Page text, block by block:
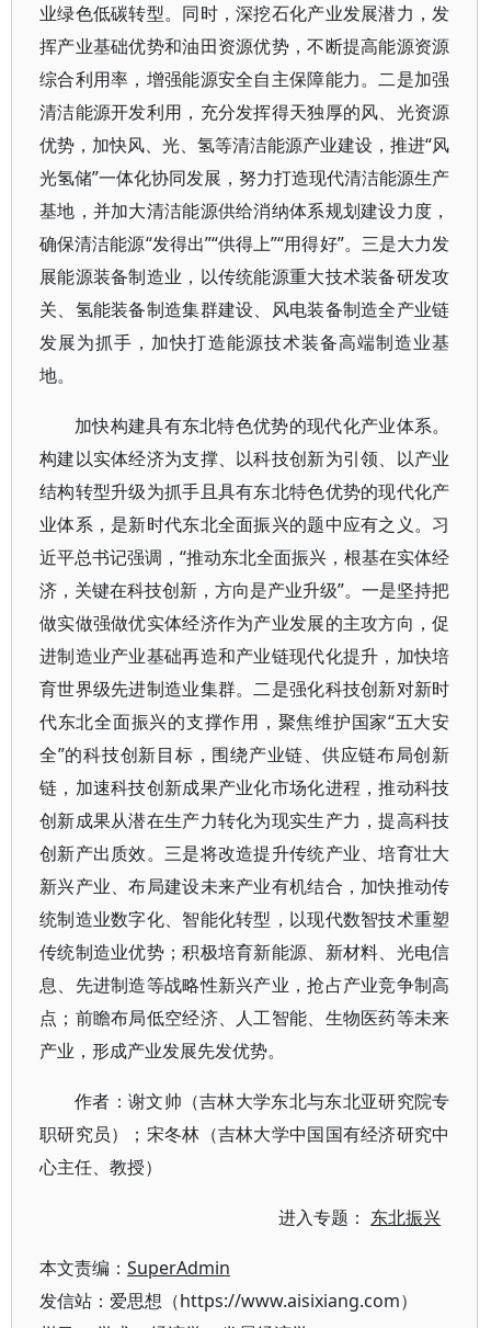
业绿色低碳转型。同时，深挖石化产业发展潜力，发
挥产业基础优势和油田资源优势，不断提高能源资源
综合利用率，增强能源安全自主保障能力。二是加强
清洁能源开发利用，充分发挥得天独厚的风、光资源
优势，加快风、光、氢等清洁能源产业建设，推进“风
光氢储”一体化协同发展，努力打造现代清洁能源生产
基地，并加大清洁能源供给消纳体系规划建设力度，
确保清洁能源“发得出”“供得上”“用得好”。三是大力发
展能源装备制造业，以传统能源重大技术装备研发攻
关、氢能装备制造集群建设、风电装备制造全产业链
发展为抓手，加快打造能源技术装备高端制造业基
地。
加快构建具有东北特色优势的现代化产业体系。
构建以实体经济为支撑、以科技创新为引领、以产业
结构转型升级为抓手且具有东北特色优势的现代化产
业体系，是新时代东北全面振兴的题中应有之义。习
近平总书记强调，“推动东北全面振兴，根基在实体经
济，关键在科技创新，方向是产业升级”。一是坚持把
做实做强做优实体经济作为产业发展的主攻方向，促
进制造业产业基础再造和产业链现代化提升，加快培
育世界级先进制造业集群。二是强化科技创新对新时
代东北全面振兴的支撑作用，聚焦维护国家“五大安
全”的科技创新目标，围绕产业链、供应链布局创新
链，加速科技创新成果产业化市场化进程，推动科技
创新成果从潜在生产力转化为现实生产力，提高科技
创新产出质效。三是将改造提升传统产业、培育壮大
新兴产业、布局建设未来产业有机结合，加快推动传
统制造业数字化、智能化转型，以现代数智技术重塑
传统制造业优势；积极培育新能源、新材料、光电信
息、先进制造等战略性新兴产业，抢占产业竞争制高
点；前瞻布局低空经济、人工智能、生物医药等未来
产业，形成产业发展先发优势。
作者：谢文帅（吉林大学东北与东北亚研究院专
职研究员）；宋冬林（吉林大学中国国有经济研究中
心主任、教授）
进入专题： 东北振兴
本文责编： SuperAdmin
发信站：爱思想（https://www.aisixiang.com）